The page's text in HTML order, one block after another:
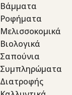
Βάμματα
Ροφήματα
Μελισσοκομικά
Βιολογικά
Σαπούνια
Συμπληρώματα
Διατροφής